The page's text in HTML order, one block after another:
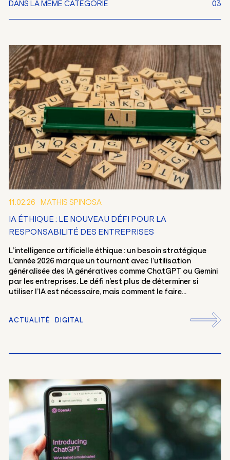
DANS LA MÊME CATÉGORIE 03
11.02.26 MATHIS SPINOSA
IA ÉTHIQUE : LE NOUVEAU DÉFI POUR LA
RESPONSABILITÉ DES ENTREPRISES
L’intelligence artificielle éthique : un besoin stratégique
L’année 2026 marque un tournant avec l’utilisation
généralisée des IA génératives comme ChatGPT ou Gemini
par les entreprises. Le défi n’est plus de déterminer si
utiliser l’IA est nécessaire, mais comment le faire...
ACTUALITÉ DIGITAL